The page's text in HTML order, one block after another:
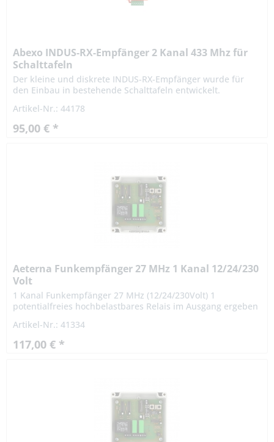
Abexo INDUS-RX-Empfänger 2 Kanal 433 Mhz für
Schalttafeln
Der kleine und diskrete INDUS-RX-Empfänger wurde für
den Einbau in bestehende Schalttafeln entwickelt.
Technische Details...
Artikel-Nr.: 44178
95,00 € *
Aeterna Funkempfänger 27 MHz 1 Kanal 12/24/230
Volt
1 Kanal Funkempfänger 27 MHz (12/24/230Volt) 1
potentialfreies hochbelastbares Relais im Ausgang ergeben
sich...
Artikel-Nr.: 41334
117,00 € *